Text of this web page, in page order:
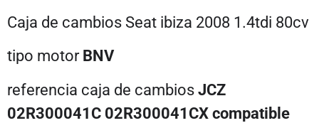
Caja de cambios Seat ibiza 2008 1.4tdi 80cv
tipo motor BNV
referencia caja de cambios JCZ
02R300041C 02R300041CX compatible